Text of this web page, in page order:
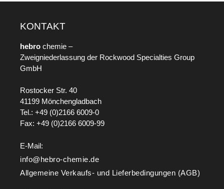
KONTAKT
hebro chemie –
Zweigniederlassung der Rockwood Specialties Group
GmbH
Rostocker Str. 40
41199 Mönchengladbach
Tel.: +49 (0)2166 6009-0
Fax: +49 (0)2166 6009-99
E-Mail:
info@hebro-chemie.de
Allgemeine Verkaufs- und Lieferbedingungen (AGB)